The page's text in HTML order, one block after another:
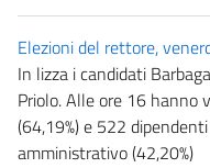
Elezioni del rettore,
In lizza i candidati
Priolo. Alle ore 16
(64,19%) e 522
amministrativo (42,20%)